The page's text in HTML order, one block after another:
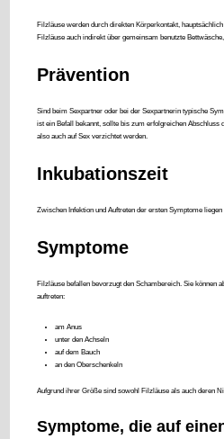
Filzläuse werden durch direkten Körperkontakt,
Filzläuse auch indirekt über gemeinsam benutzte
Prävention
Sind beim Sexpartner oder bei der Sexpartnerin typische
ist ein Befall bekannt, sollte bis zum erfolgreichen Abschluss
also auch auf Sex verzichtet werden.
Inkubationszeit
Zwischen Infektion und Auftreten der ersten Symptome liegen
Symptome
Filzläuse befallen bevorzugt den Schambereich. Sie können
auftreten:
am Anus
unter den Achseln
auf dem Bauch
an den Oberschenkeln
Aufgrund ihrer Größe sind sowohl Filzläuse als auch deren
Symptome, die auf